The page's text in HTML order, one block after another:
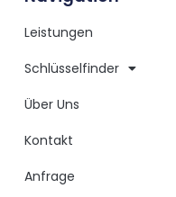
Leistungen
Schlüsselfinder
Über Uns
Kontakt
Anfrage